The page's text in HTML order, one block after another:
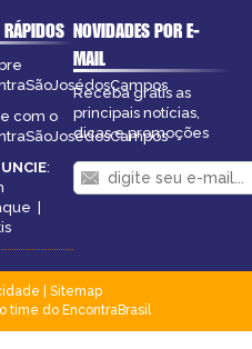
com o
:
|
NOVIDADES POR E-
MAIL
Receba grátis as
principais notícias,
dicas e promoções
Sitemap
time do EncontraBrasil